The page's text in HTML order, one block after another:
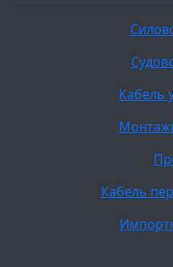
Кабель
Кабель